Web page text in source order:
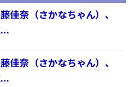
佳奈（さかなちゃん）、
佳奈（さかなちゃん）、